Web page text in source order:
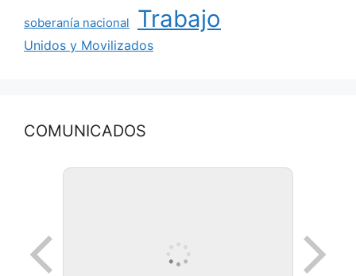
soberanía nacional Trabajo
Unidos y Movilizados
COMUNICADOS